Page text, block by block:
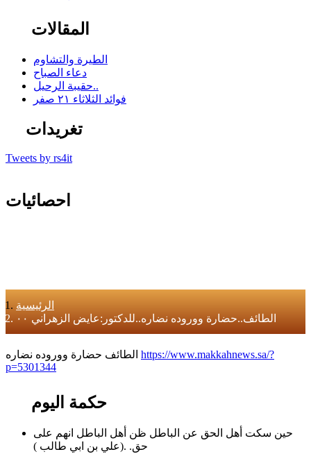
المقالات
الطيرة والتشاوم
دعاء الصباح
حقيبة الرحيل..
فوائد الثلاثاء ٢١ صفر
تغريدات
Tweets by rs4it
احصائيات
الرئيسية
الطائف..حضارة ووروده نضاره..للدكتور:عايض الزهراني ٠٠
https://www.makkahnews.sa/?
p=5301344
حكمة اليوم
حين سكت أهل الحق عن الباطل ظن أهل الباطل انهم على
حق. .(علي بن ابي طالب )